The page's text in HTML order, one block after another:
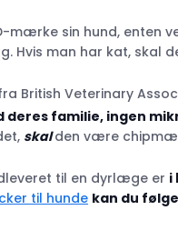
mærke sin hund, enten
Hvis man har kat, skal
British Veterinary
deres familie, ingen
skalden være
til en dyrlæge er i
til hunde kan du